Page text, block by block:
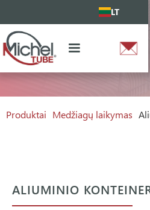
LT
Produktai Medžiagų laikymas
ALIUMINIO